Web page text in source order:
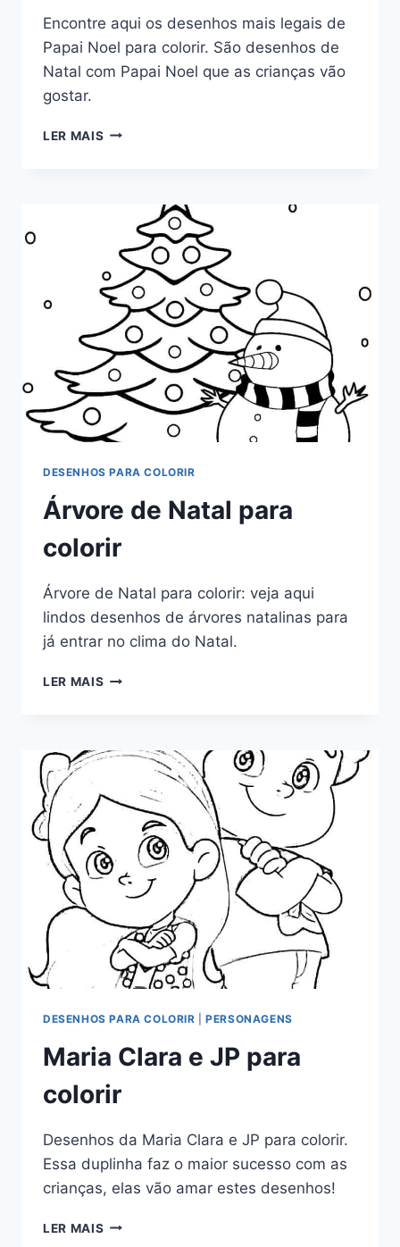
Encontre aqui os desenhos mais legais de
Papai Noel para colorir. São desenhos de
Natal com Papai Noel que as crianças vão
gostar.
LER MAIS PAPAI
DESENHOS PARA COLORIR
Árvore de Natal para
colorir
Árvore de Natal para colorir: veja aqui
lindos desenhos de árvores natalinas para
já entrar no clima do Natal.
LER MAIS ÁRVORE
COLORIR
DESENHOS PARA COLORIR |PERSONAGENS
Maria Clara e JP para
colorir
Desenhos da Maria Clara e JP para colorir.
Essa duplinha faz o maior sucesso com as
crianças, elas vão amar estes desenhos!
LER MAIS MARIA